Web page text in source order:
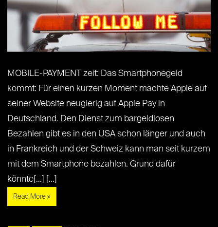
MOBILE-PAYMENT zeit: Das Smartphonegeld
kommt: Für einen kurzen Moment machte Apple auf
seiner Website neugierig auf Apple Pay in
Deutschland. Den Dienst zum bargeldlosen
Bezahlen gibt es in den USA schon länger und auch
in Frankreich und der Schweiz kann man seit kurzem
mit dem Smartphone bezahlen. Grund dafür
könnte[...] [...]
Read More »